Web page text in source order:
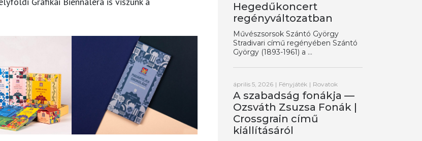
Hegedűkoncert
regényváltozatban
Művészsorsok Szántó György
Stradivari című regényében Szántó
György (1893-1961) a ...
április 5, 2026 | Fényjáték | Rovatok
A szabadság fonákja —
Ozsváth Zsuzsa Fonák |
Crossgrain című
kiállításáról